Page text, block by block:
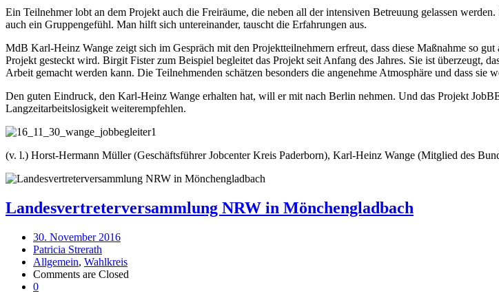
Ein Teilnehmer lobt an dem Projekt auch die Freiräume, die neben all der intensiven Betreuung gelassen
auch ein Gruppengefühl. Man hilft sich untereinander, tauscht die Erfahrungen aus.
MdB Karl-Heinz Wange zeigt sich im Gespräch mit den Projektteilnehmern erfreut, dass diese Maßnahme so
Projekt gesteckt wird. Birgit Fister zum Beispiel begleitet das Projekt seit Anfang des Jahres. Sie ist überzeugt,
Arbeit gemacht werden kann. Die Teilnehmenden schätzen besonders die angenehme Atmosphäre und dass sie
Den guten Eindruck, den Karl-Heinz Wange erhalten hat, will er mit nach Berlin nehmen. Und das Projekt
Langzeitarbeitslosigkeit weiterempfehlen.
(v. l.) Horst-Hermann Müller (Geschäftsführer Jobcenter Kreis Paderborn), Karl-Heinz Wange (Mitglied des
Landesvertreterversammlung NRW in Mönchengladbach
30. November 2016
Patricia Strerath
Allgemein, Wahlkreis
Comments are Closed
0